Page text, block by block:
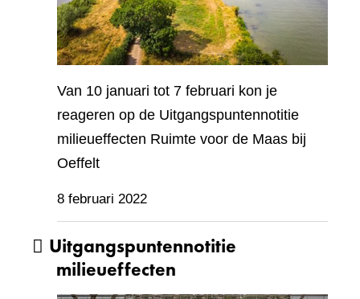
Van 10 januari tot 7 februari kon je
reageren op de Uitgangspuntennotitie
milieueffecten Ruimte voor de Maas bij
Oeffelt
8 februari 2022
Uitgangspuntennotitie
milieueffecten